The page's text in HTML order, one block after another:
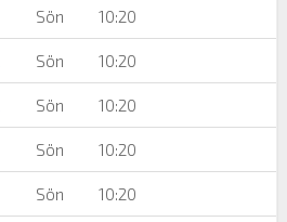
Sön 10:20
Sön 10:20
Sön 10:20
Sön 10:20
Sön 10:20